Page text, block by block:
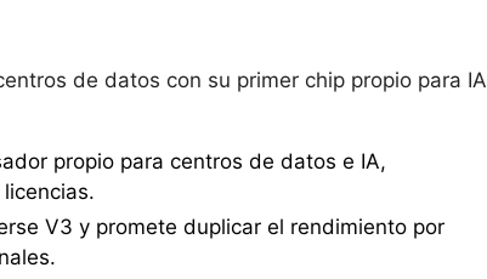
de datos con su primer chip propio para IA
propio para centros de datos e IA,
V3 y promete duplicar el rendimiento por